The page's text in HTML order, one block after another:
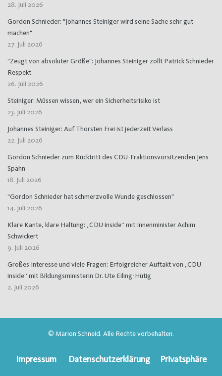
28. Juli 2026
Gordon Schnieder: "Johannes Steiniger wird seine Sache sehr gut
machen"
27. Juli 2026
"Zeugt von absoluter Größe": Johannes Steiniger zollt Patrick Schnieder
Respekt
26. Juli 2026
Steiniger: Müssen wissen, wer ein Sicherheitsrisiko ist
23. Juli 2026
Johannes Steiniger: Auf Thorsten Frei ist jederzeit Verlass
22. Juli 2026
Gordon Schnieder zum Rücktritt des CDU-Fraktionsvorsitzenden Jens
Spahn
18. Juli 2026
"Gordon Schnieder hat schmerzvolle Wunde geschlossen"
14. Juli 2026
Klare Kante, klare Haltung: „CDU inside“ mit Innenminister Achim
Schwickert
9. Juli 2026
Großes Interesse und viele Fragen: Erfolgreicher Auftakt von „CDU
inside“ mit Bildungsministerin Dr. Ute Eiling-Hütig
2. Juli 2026
© Marion Schneid. Alle Rechte vorbehalten.
Impressum Datenschutzerklärung Privatsphäre